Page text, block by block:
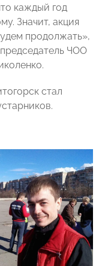
каждый год
Значит, акция
продолжать»,
ЧОО
стал